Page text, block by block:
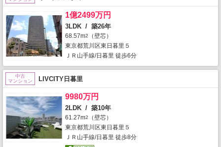
1億2499万円
3LDK / 築26年
68.57m2
（壁芯）
東京都荒川区東日暮里５
ＪＲ山手線/日暮里 徒歩6分
中古
マンション
LIVCITY日暮里
9980万円
2LDK / 築10年
61.27m2
（壁芯）
東京都荒川区東日暮里５
ＪＲ山手線/日暮里 徒歩8分